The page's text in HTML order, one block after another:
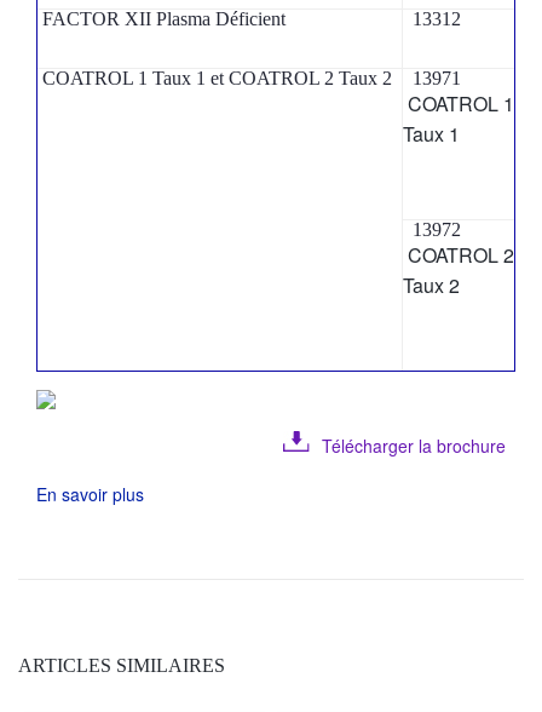
FACTOR XII Plasma Déficient 13312
COATROL 1 Taux 1 et COATROL 2 Taux 2 13971
COATROL 1
Taux 1
13972
COATROL 2
Taux 2
Télécharger la brochure
En savoir plus
ARTICLES SIMILAIRES